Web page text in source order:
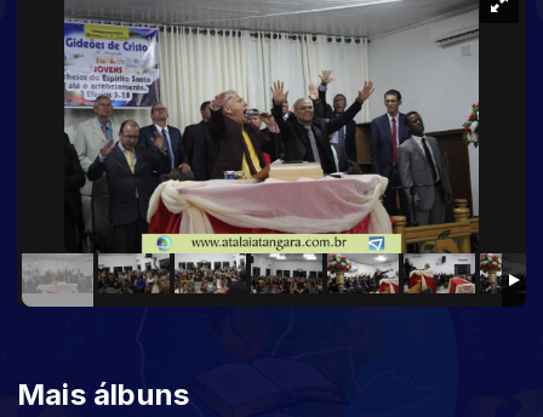
Mais álbuns